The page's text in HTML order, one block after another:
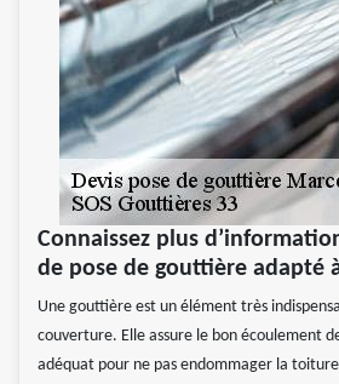
Connaissez plus
de pose de gouttière adapté
Une gouttière est un élément très
couverture. Elle assure le bon écoulement
adéquat pour ne pas endommager la